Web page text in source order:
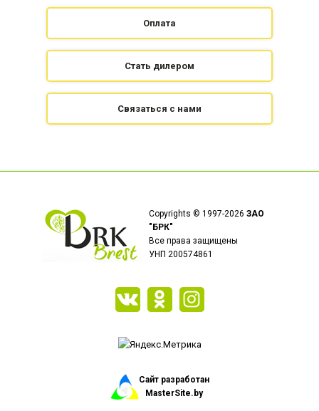
Оплата
Стать дилером
Связаться с нами
Copyrights © 1997-2026 ЗАО
"БРК"
Все права защищены
УНП 200574861
Сайт разработан
MasterSite.by